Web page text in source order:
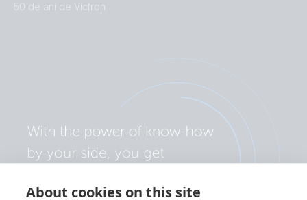
About cookies on this site
50 de ani de Victron